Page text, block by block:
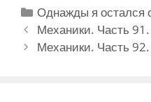
Рубрики
Однажды я остался
Навигация
записи
Механики. Часть 91.
Механики. Часть 92.